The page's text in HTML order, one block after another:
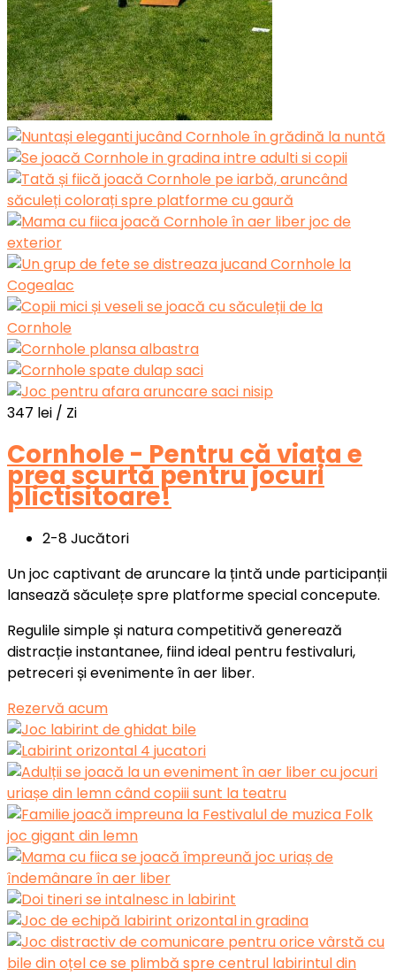
347 lei / Zi
Cornhole - Pentru că viața e
prea scurtă pentru jocuri
plictisitoare!
2-8 Jucători
Un joc captivant de aruncare la țintă unde participanții
lansează săculețe spre platforme special concepute.
Regulile simple și natura competitivă generează
distracție instantanee, fiind ideal pentru festivaluri,
petreceri și evenimente în aer liber.
Rezervă acum